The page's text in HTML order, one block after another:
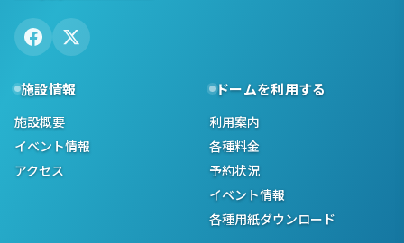
施設情報
施設概要
イベント情報
アクセス
ドームを利用する
利用案内
各種料金
予約状況
イベント情報
各種用紙ダウンロード